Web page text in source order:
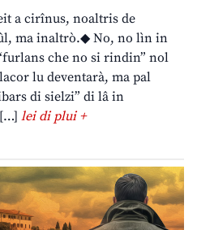
a cirînus, noaltris de
ma inaltrò.◆ No, no lìn in
che no si rindin” nol
lu deventarà, ma pal
di sielzi” di lâ in
lei di plui +